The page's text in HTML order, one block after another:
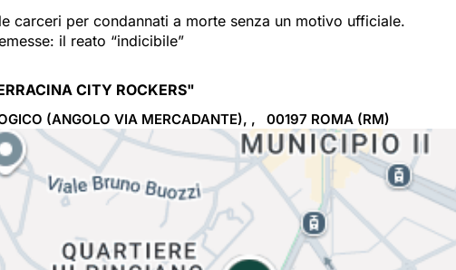
carceri per condannati a morte senza un motivo ufficiale.
il reato “indicibile”
CITY ROCKERS"
(ANGOLO VIA MERCADANTE), , 00197 ROMA (RM)